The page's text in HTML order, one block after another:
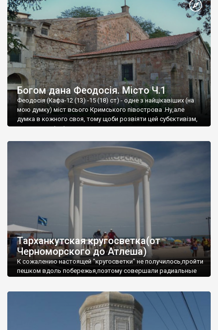
Богом дана Феодосія. Місто Ч.1
Феодосія (Кафа-12 (13) -15 (18) ст) - одне з найцікавіших (на
мою думку) міст всього Кримського півострова .Ну,але
думка в кожного своя, тому щоби розвіяти цей субєктивізм,
запрошую відвідати це
Тарханкутская кругосветка(от
Черноморского до Атлеша)
К сожалению настоящей "кругосветки" не получилось,пройти
пешком вдоль побережья,поэтому совершали радиальные